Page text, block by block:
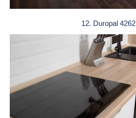
12. Duropal 4262